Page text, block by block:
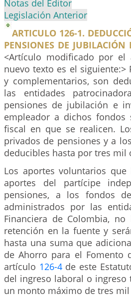
Notas del Editor
Legislación Anterior
ARTICULO 126-1.
PENSIONES DE
<Artículo modificado por el
nuevo texto es el
y complementarios, son
las entidades
pensiones de jubilación e
empleador a dichos
fiscal en que se realicen.
privados de pensiones y a
deducibles hasta por tres mil
Los aportes voluntarios
aportes del partícipe
pensiones, a los fondos
administrados por las
Financiera de Colombia,
retención en la fuente y
hasta una suma que
de Ahorro para el Fomento
artículo 126-4de este
del ingreso laboral o
un monto máximo de tres mil